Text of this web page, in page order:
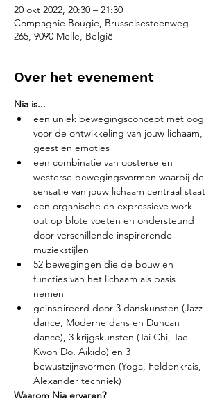
20 okt 2022, 20:30 – 21:30
Compagnie Bougie, Brusselsesteenweg
265, 9090 Melle, België
Over het evenement
Nia is...
een uniek bewegingsconcept met oog
voor de ontwikkeling van jouw lichaam,
geest en emoties
een combinatie van oosterse en
westerse bewegingsvormen waarbij de
sensatie van jouw lichaam centraal staat
een organische en expressieve work-
out op blote voeten en ondersteund
door verschillende inspirerende
muziekstijlen
52 bewegingen die de bouw en
functies van het lichaam als basis
nemen
geïnspireerd door 3 danskunsten (Jazz
dance, Moderne dans en Duncan
dance), 3 krijgskunsten (Tai Chi, Tae
Kwon Do, Aikido) en 3
bewustzijnsvormen (Yoga, Feldenkrais,
Alexander techniek)
Waarom Nia ervaren?